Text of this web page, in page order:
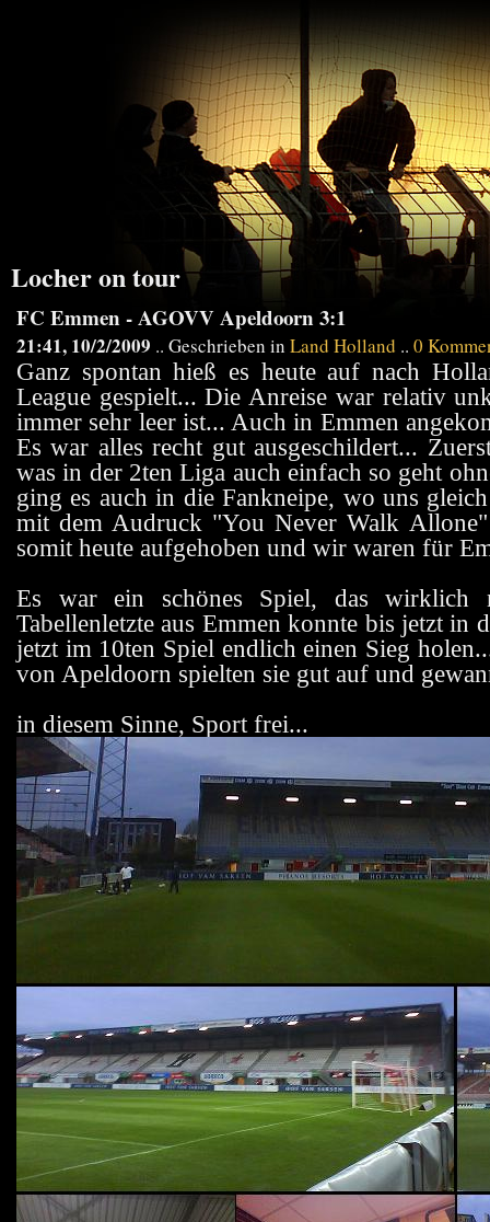
Locher on tour
FC Emmen - AGOVV Apeldoorn 3:1
21:41, 10/2/2009 .. Geschrieben in Land Holland .. 0
Ganz spontan hieß es heute auf nach
League gespielt... Die Anreise war relativ
immer sehr leer ist... Auch in Emmen
Es war alles recht gut ausgeschildert...
was in der 2ten Liga auch einfach so geht
ging es auch in die Fankneipe, wo uns
mit dem Audruck "You Never Walk
somit heute aufgehoben und wir waren für
Es war ein schönes Spiel, das wirklich
Tabellenletzte aus Emmen konnte bis jetzt in
jetzt im 10ten Spiel endlich einen Sieg
von Apeldoorn spielten sie gut auf und
in diesem Sinne, Sport frei...